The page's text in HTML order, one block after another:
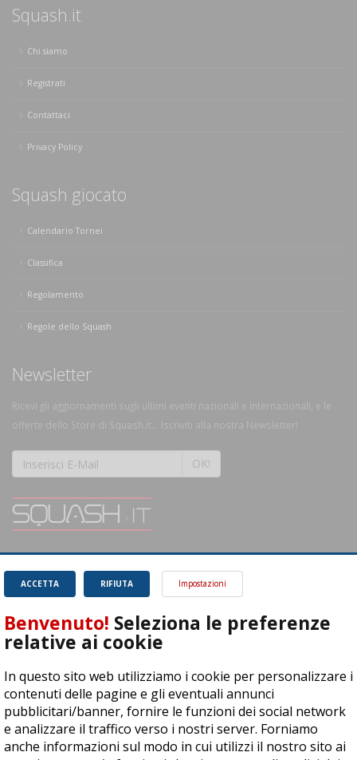
Squash.it
Chi siamo
Registrati
Contattaci
Privacy Policy
Squash giocato
Calendario Tornei
Classifica
Regolamento
Regole dello Squash
Newsletter
Ricevi gli aggiornamenti sugli ultimi eventi nazionali e internazionali, e le
offerte dello Store di Squash.it... Iscriviti alla nostra Newsletter!
OK!
SQUASH.it: Il punto di riferimento quotidiano per tutti gli amanti di questo
magnifico sport.
Leggi
RIFIUTA
ACCETTA Impostazioni
Benvenuto! Seleziona le preferenze
relative ai cookie
In questo sito web utilizziamo i cookie per personalizzare i
contenuti delle pagine e gli eventuali annunci
pubblicitari/banner, fornire le funzioni dei social network
e analizzare il traffico verso i nostri server. Forniamo
anche informazioni sul modo in cui utilizzi il nostro sito ai
ASD Let's Sport - Via T. Olivelli 3, 25014 Castenedolo (BS) - P. Iva:
04278030988
© Copyright 2015 | All Rights Reserved - Powered byDynDevice
Privacy Policy Cookie Policy Accessibilità Sitemap